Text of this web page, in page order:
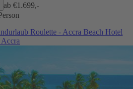
ab €1.699,-
Roulette - Accra Beach Hotel